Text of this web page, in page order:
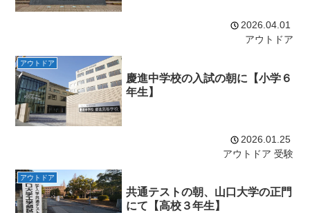
2026.04.01
アウトドア
アウトドア
慶進中学校の入試の朝に【小学６
年生】
2026.01.25
アウトドア 受験
アウトドア
共通テストの朝、山口大学の正門
にて【高校３年生】